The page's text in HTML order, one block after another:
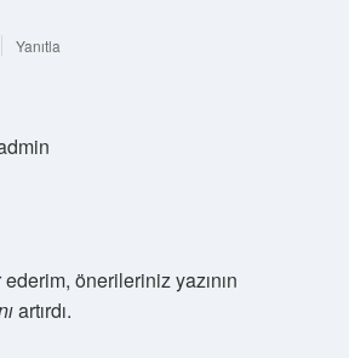
Yanıtla
önerileriniz yazının
artırdı.